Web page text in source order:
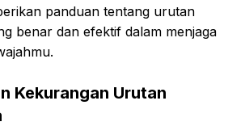
panduan tentang urutan
benar dan efektif dalam menjaga
Kekurangan Urutan